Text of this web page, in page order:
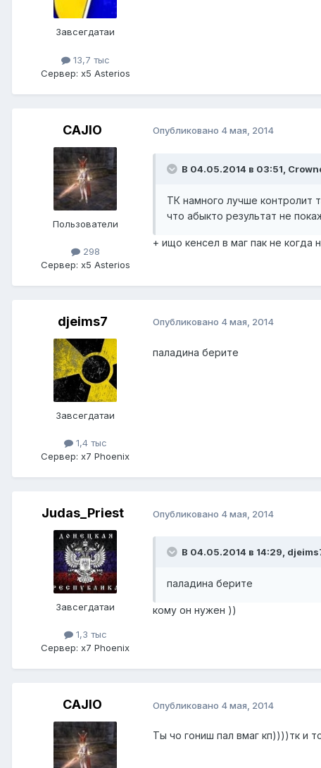
Завсегдатаи
13,7 тыс
Сервер: x5 Asterios
CAJIO
Пользователи
298
Сервер: x5 Asterios
Опубликовано 4 мая, 2014
В 04.05.2014 в 03:51,
ТК намного лучше контролит
что абыкто результат не
+ ищо кенсел в маг пак не
djeims7
Завсегдатаи
1,4 тыс
Сервер: x7 Phoenix
Опубликовано 4 мая, 2014
паладина берите
Judas_Priest
Завсегдатаи
1,3 тыс
Сервер: x7 Phoenix
Опубликовано 4 мая, 2014
В 04.05.2014 в 14:29,
паладина берите
кому он нужен ))
CAJIO Опубликовано 4 мая, 2014
Ты чо гониш пал вмаг кп))))тк и